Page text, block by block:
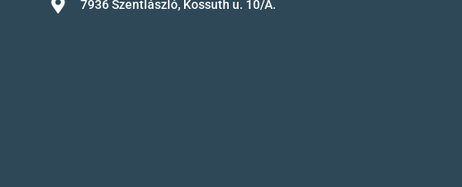
7936 Szentlászló, Kossuth u. 10/A.